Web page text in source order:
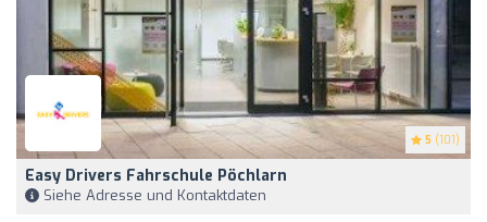
5 (101)
Easy Drivers Fahrschule Pöchlarn
Siehe Adresse und Kontaktdaten